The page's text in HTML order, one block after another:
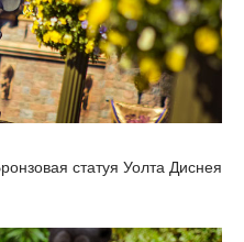
статуя Уолта Диснея